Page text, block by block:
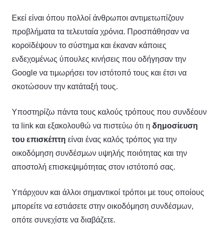
Εκεί είναι όπου πολλοί άνθρωποι αντιμετωπίζουν
προβλήματα τα τελευταία χρόνια. Προσπάθησαν να
κοροϊδέψουν το σύστημα και έκαναν κάποιες
ενδεχομένως ύπουλες κινήσεις που οδήγησαν την
Google να τιμωρήσει τον ιστότοπό τους και έτσι να
σκοτώσουν την κατάταξή τους.
Υποστηρίζω πάντα τους καλούς τρόπους που συνδέουν
τα link και εξακολουθώ να πιστεύω ότι η δημοσίευση
του επισκέπτη είναι ένας καλός τρόπος για την
οικοδόμηση συνδέσμων υψηλής ποιότητας και την
αποστολή επισκεψιμότητας στον ιστότοπό σας.
Υπάρχουν και άλλοι σημαντικοί τρόποι με τους οποίους
μπορείτε να εστιάσετε στην οικοδόμηση συνδέσμων,
οπότε συνεχίστε να διαβάζετε.